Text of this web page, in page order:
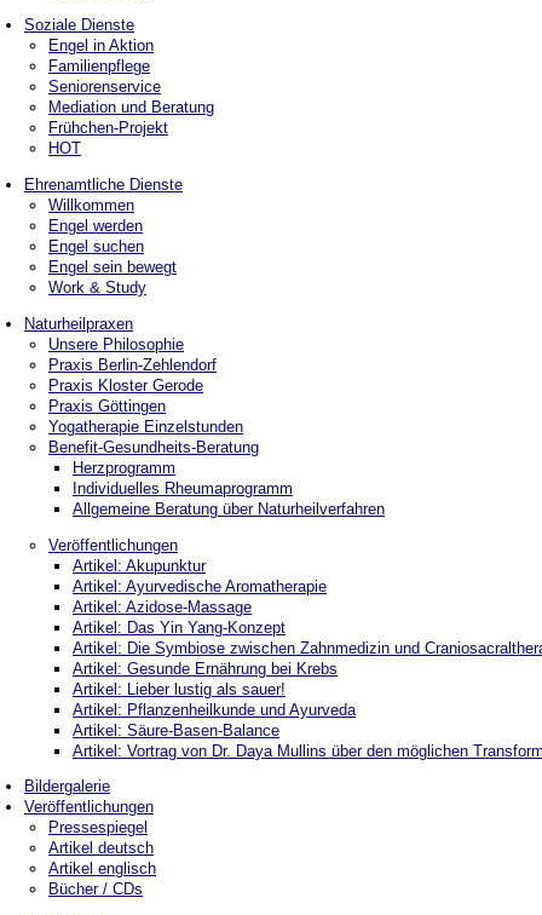
Soziale Dienste
Engel in Aktion
Familienpflege
Seniorenservice
Mediation und Beratung
Frühchen-Projekt
HOT
Ehrenamtliche Dienste
Willkommen
Engel werden
Engel suchen
Engel sein bewegt
Work & Study
Naturheilpraxen
Unsere Philosophie
Praxis Berlin-Zehlendorf
Praxis Kloster Gerode
Praxis Göttingen
Yogatherapie Einzelstunden
Benefit-Gesundheits-Beratung
Herzprogramm
Individuelles Rheumaprogramm
Allgemeine Beratung über Naturheilverfahren
Veröffentlichungen
Artikel: Akupunktur
Artikel: Ayurvedische Aromatherapie
Artikel: Azidose-Massage
Artikel: Das Yin Yang-Konzept
Artikel: Die Symbiose zwischen Zahnmedizin und
Artikel: Gesunde Ernährung bei Krebs
Artikel: Lieber lustig als sauer!
Artikel: Pflanzenheilkunde und Ayurveda
Artikel: Säure-Basen-Balance
Artikel: Vortrag von Dr. Daya Mullins über den möglichen
Bildergalerie
Veröffentlichungen
Pressespiegel
Artikel deutsch
Artikel englisch
Bücher / CDs